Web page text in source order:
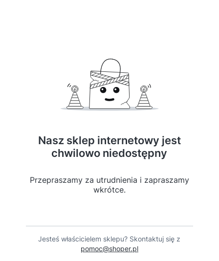
Nasz sklep internetowy jest
chwilowo niedostępny
Przepraszamy za utrudnienia i zapraszamy
wkrótce.
Jesteś właścicielem sklepu? Skontaktuj się z
pomoc@shoper.pl